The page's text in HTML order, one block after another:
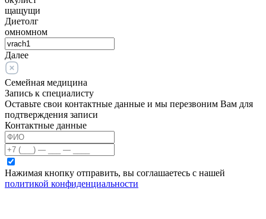
щащущи
Диетолг
омномном
Далее
Семейная медицина
Запись к специалисту
Оставьте свои контактные данные и мы перезвоним Вам для
подтверждения записи
Контактные данные
Нажимая кнопку отправить, вы соглашаетесь с нашей
политикой конфиденциальности